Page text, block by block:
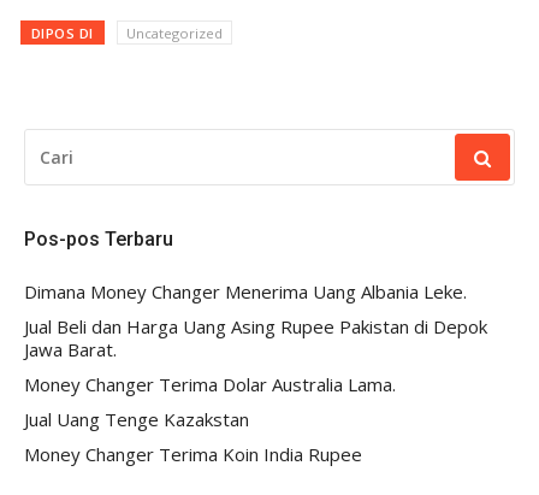
DIPOS DI Uncategorized
UNTUK:
Pos-pos Terbaru
Dimana Money Changer Menerima Uang Albania Leke.
Jual Beli dan Harga Uang Asing Rupee Pakistan di Depok
Jawa Barat.
Money Changer Terima Dolar Australia Lama.
Jual Uang Tenge Kazakstan
Money Changer Terima Koin India Rupee